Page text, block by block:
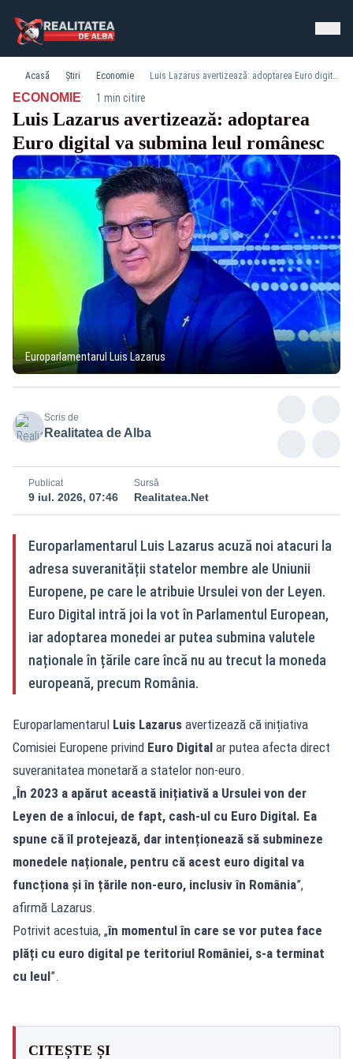
Acasă Știri Economie Luis Lazarus avertizează: adoptarea Euro digital va submina leul românesc
ECONOMIE· 1 min citire
Luis Lazarus avertizează: adoptarea
Euro digital va submina leul românesc
Europarlamentarul Luis Lazarus
Scris de
Realitatea de Alba
Publicat
9 iul. 2026, 07:46
Sursă
Realitatea.Net
Europarlamentarul Luis Lazarus acuză noi atacuri la
adresa suveranității statelor membre ale Uniunii
Europene, pe care le atribuie Ursulei von der Leyen.
Euro Digital intră joi la vot în Parlamentul European,
iar adoptarea monedei ar putea submina valutele
naționale în țările care încă nu au trecut la moneda
europeană, precum România.
Europarlamentarul Luis Lazarus avertizează că inițiativa
Comisiei Europene privind Euro Digital ar putea afecta direct
suveranitatea monetară a statelor non-euro.
„În 2023 a apărut această inițiativă a Ursulei von der
Leyen de a înlocui, de fapt, cash-ul cu Euro Digital. Ea
spune că îl protejează, dar intenționează să submineze
monedele naționale, pentru că acest euro digital va
funcționa și în țările non-euro, inclusiv în România”,
afirmă Lazarus.
Potrivit acestuia, „în momentul în care se vor putea face
plăți cu euro digital pe teritoriul României, s-a terminat
cu leul”.
CITEȘTE ȘI